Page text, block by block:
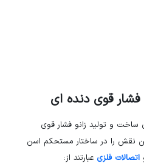
فشار قوی دنده ای
ساخت و تولید زانو فشار قوی
نقش را در ساختار مستحکم اسن
اتصالات فلزی عبارتند از: